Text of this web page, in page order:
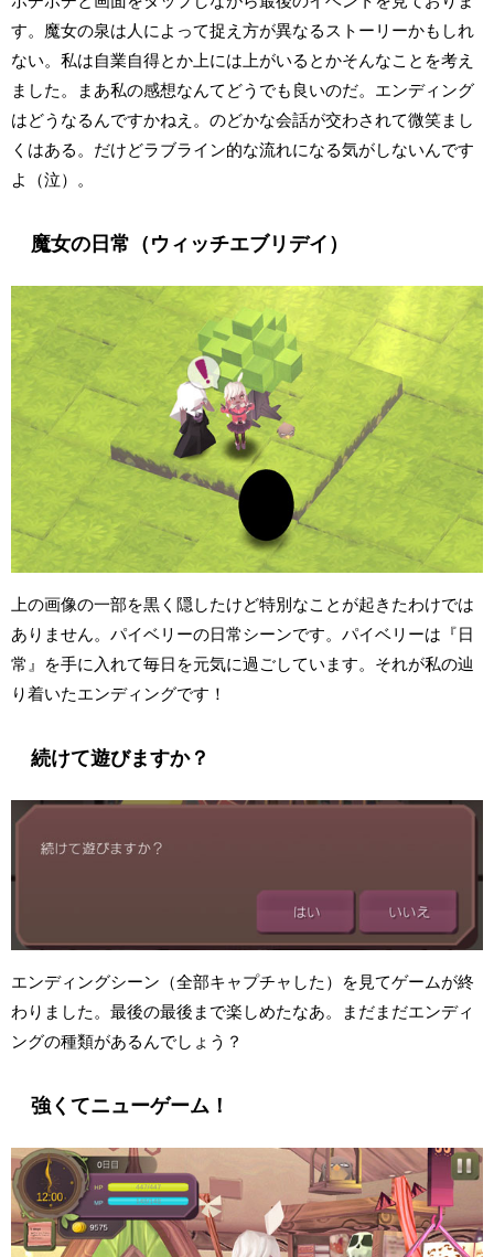
す。魔女の泉は人によって捉え方が異なるストーリーかもしれ
ない。私は自業自得とか上には上がいるとかそんなことを考え
ました。まあ私の感想なんてどうでも良いのだ。エンディング
はどうなるんですかねえ。のどかな会話が交わされて微笑まし
くはある。だけどラブライン的な流れになる気がしないんです
よ（泣）。
魔女の日常（ウィッチエブリデイ）
上の画像の一部を黒く隠したけど特別なことが起きたわけでは
ありません。パイベリーの日常シーンです。パイベリーは『日
常』を手に入れて毎日を元気に過ごしています。それが私の辿
り着いたエンディングです！
続けて遊びますか？
エンディングシーン（全部キャプチャした）を見てゲームが終
わりました。最後の最後まで楽しめたなあ。まだまだエンディ
ングの種類があるんでしょう？
強くてニューゲーム！